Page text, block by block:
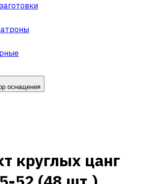
оснащения
круглых цанг